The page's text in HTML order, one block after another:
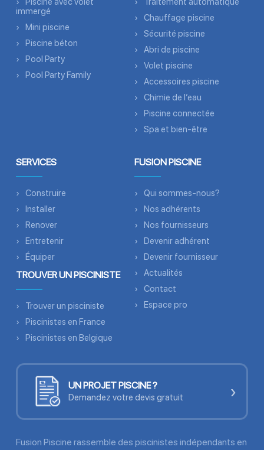
immergé
Mini piscine
Piscine béton
Pool Party
Pool Party Family
Chauffage piscine
Sécurité piscine
Abri de piscine
Volet piscine
Accessoires piscine
Chimie de l’eau
Piscine connectée
Spa et bien-être
SERVICES
Construire
Installer
Renover
Entretenir
Équiper
TROUVER UN PISCINISTE
Trouver un pisciniste
Piscinistes en France
Piscinistes en Belgique
FUSION PISCINE
Qui sommes-nous?
Nos adhérents
Nos fournisseurs
Devenir adhérent
Devenir fournisseur
Actualités
Contact
Espace pro
UN PROJET PISCINE ?
Demandez votre devis gratuit ›
Fusion Piscine rassemble des piscinistes indépendants en